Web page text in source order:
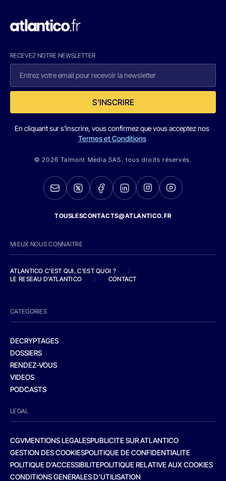
RECEVEZ NOTRE NEWSLETTER
S'INSCRIRE
En cliquant sur s'inscrire, vous confirmez que vous acceptez nos
Termes et Conditions
© 2026 Talmont Media SAS. tous droits réservés.
TOUSLESCONTACTS@ATLANTICO.FR
MIEUX NOUS CONNAITRE
ATLANTICO C'EST QUI, C'EST QUOI ?
/
LE RESEAU D'ATLANTICO
/ CONTACT
CATEGORIES
DECRYPTAGES
DOSSIERS
RENDEZ-VOUS
VIDEOS
PODCASTS
LEGAL
CGVMENTIONS LEGALESPUBLICITE SUR ATLANTICO
GESTION DES COOKIESPOLITIQUE DE CONFIDENTIALITE
POLITIQUE D’ACCESSIBILITEPOLITIQUE RELATIVE AUX COOKIES
CONDITIONS GENERALES D’UTILISATION